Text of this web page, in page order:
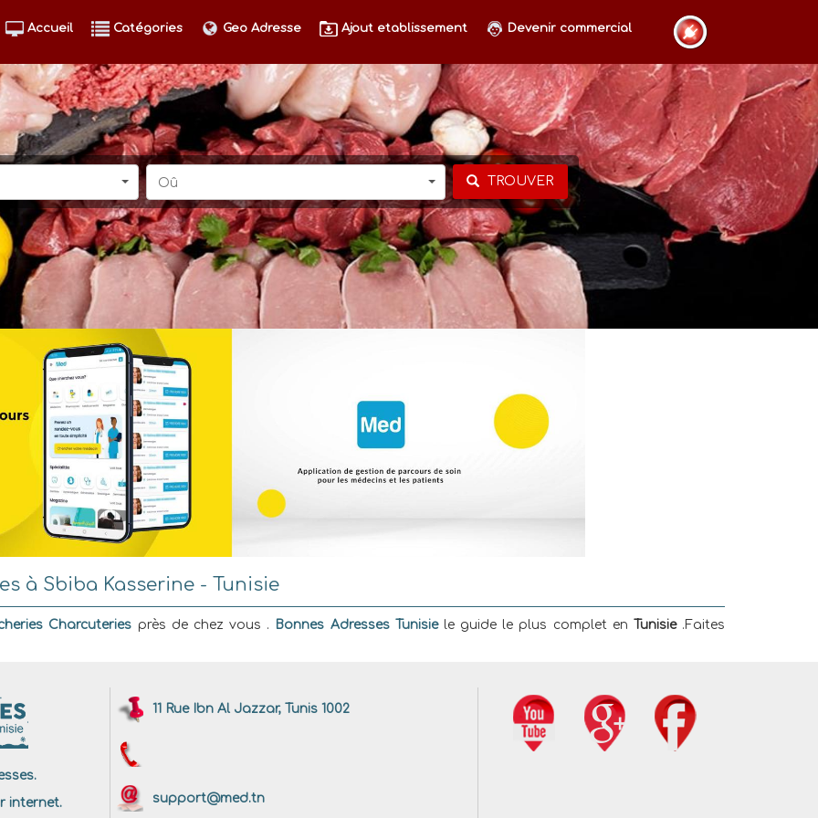
Accueil Catégories Geo Adresse Ajout etablissement Devenir commercial
Oû TROUVER
à Sbiba Kasserine - Tunisie
Charcuteries près de chez vous . Bonnes Adresses Tunisie le guide le plus complet en Tunisie.Faites
internet.
11 Rue Ibn Al Jazzar, Tunis 1002
support@med.tn